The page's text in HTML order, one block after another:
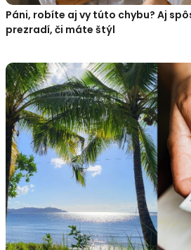
Páni, robíte aj vy túto chybu? Aj
prezradí, či máte štýl